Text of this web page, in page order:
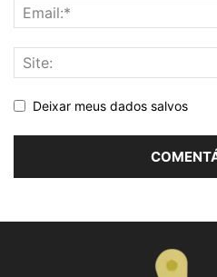
Deixar meus dados salvos